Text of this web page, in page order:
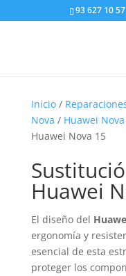
93 627 10 57
Inicio/
Nova / Huawei
Huawei Nova 15
Huawei
El diseño del
ergonomía y
esencial de esta
proteger los